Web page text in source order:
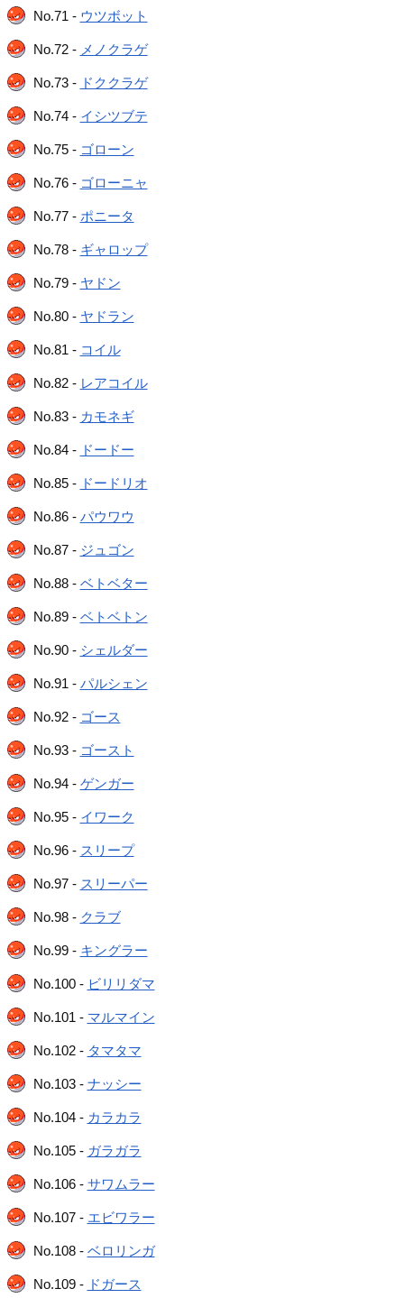
No.71 - ウツボット
No.72 - メノクラゲ
No.73 - ドククラゲ
No.74 - イシツブテ
No.75 - ゴローン
No.76 - ゴローニャ
No.77 - ポニータ
No.78 - ギャロップ
No.79 - ヤドン
No.80 - ヤドラン
No.81 - コイル
No.82 - レアコイル
No.83 - カモネギ
No.84 - ドードー
No.85 - ドードリオ
No.86 - パウワウ
No.87 - ジュゴン
No.88 - ベトベター
No.89 - ベトベトン
No.90 - シェルダー
No.91 - パルシェン
No.92 - ゴース
No.93 - ゴースト
No.94 - ゲンガー
No.95 - イワーク
No.96 - スリープ
No.97 - スリーパー
No.98 - クラブ
No.99 - キングラー
No.100 - ビリリダマ
No.101 - マルマイン
No.102 - タマタマ
No.103 - ナッシー
No.104 - カラカラ
No.105 - ガラガラ
No.106 - サワムラー
No.107 - エビワラー
No.108 - ベロリンガ
No.109 - ドガース